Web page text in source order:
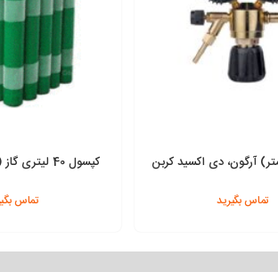
آرگون، دی اکسید کربن
تماس بگیرید
سبد
کپسول 40 لیتری گاز ( آرگون ـ co2 )
تماس
افزودن به سبد